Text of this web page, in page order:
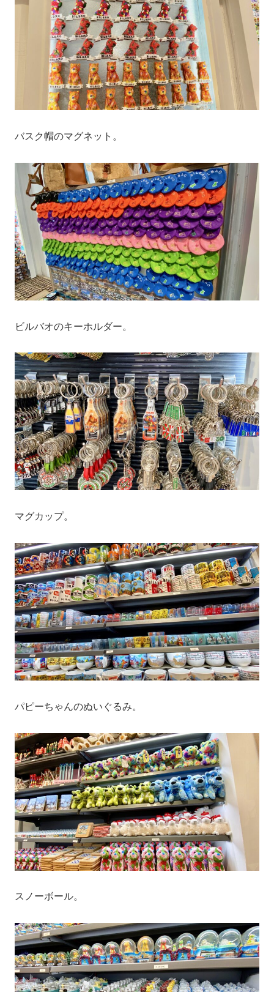
バスク帽のマグネット。
ビルバオのキーホルダー。
マグカップ。
パピーちゃんのぬいぐるみ。
スノーボール。